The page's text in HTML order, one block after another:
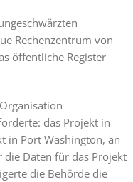
Rechenzentrum von
öffentliche Register
das Projekt in
in Port Washington, an
die Daten für das Projekt
die Behörde die